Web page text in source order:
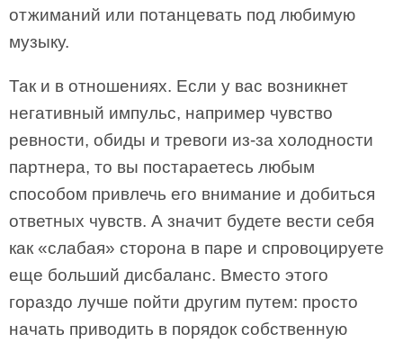
отжиманий или потанцевать под любимую
музыку.
Так и в отношениях. Если у вас возникнет
негативный импульс, например чувство
ревности, обиды и тревоги из-за холодности
партнера, то вы постараетесь любым
способом привлечь его внимание и добиться
ответных чувств. А значит будете вести себя
как «слабая» сторона в паре и спровоцируете
еще больший дисбаланс. Вместо этого
гораздо лучше пойти другим путем: просто
начать приводить в порядок собственную